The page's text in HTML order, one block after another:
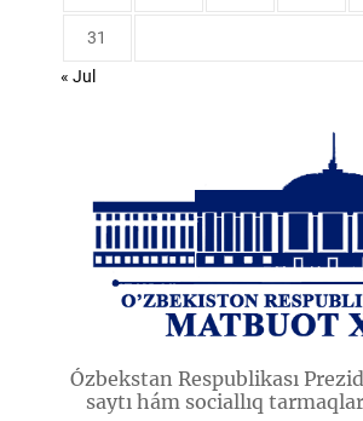
31
« Jul
Ózbekstan Respublikası
saytı hám sociallıq